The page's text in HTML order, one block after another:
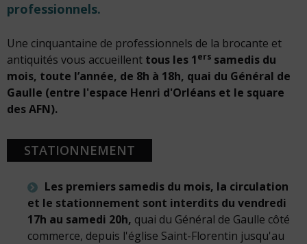
professionnels.
Une cinquantaine de professionnels de la brocante et
antiquités vous accueillent tous les 1ers samedis du
mois, toute l’année, de 8h à 18h, quai du Général de
Gaulle (entre l'espace Henri d'Orléans et le square
des AFN).
STATIONNEMENT
Les premiers samedis du mois, la circulation
et le stationnement sont interdits du vendredi
17h au samedi 20h, quai du Général de Gaulle côté
commerce, depuis l'église Saint-Florentin jusqu'au